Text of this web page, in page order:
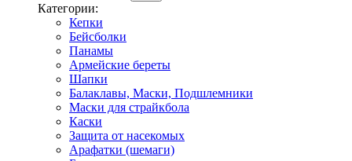
Категории:
Кепки
Бейсболки
Панамы
Армейские береты
Шапки
Балаклавы, Маски, Подшлемники
Маски для страйкбола
Каски
Защита от насекомых
Арафатки (шемаги)